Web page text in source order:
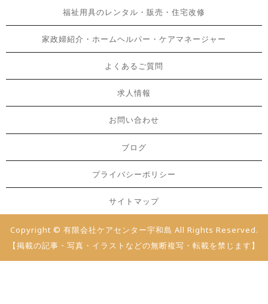
福祉用具のレンタル・販売・住宅改修
家政婦紹介・ホームヘルパー・ケアマネージャー
よくあるご質問
求人情報
お問い合わせ
ブログ
プライバシーポリシー
サイトマップ
Copyright © 有限会社ケアセンター宇和島 All Rights Reserved.
【掲載の記事・写真・イラストなどの無断複写・転載を禁じます】